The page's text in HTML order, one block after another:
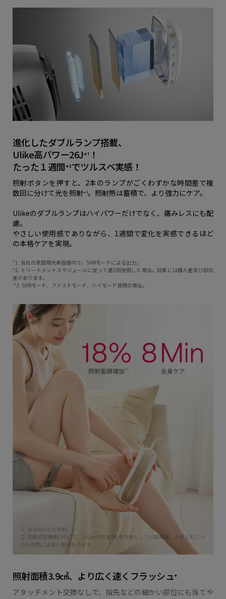
進化したダブルランプ搭載、
Ulike高パワー26J*¹ ！
たった１週間*²でツルスベ実感！
照射ボタンを押すと、2本のランプがごくわずかな時間差で複
数回に分けて光を照射*³。照射熱は蓄積で、より強力にケア。
Ulikeのダブルランプはハイパワーだけでなく、痛みレスにも配
慮。
やさしい使用感でありながら、1週間で変化を実感できるほど
の本格ケアを実現。
*1. 当社の家庭用光美容器内で。SHRモードによる出力。
*2. トリートメントスケジュールに従って週3回使用した場合。効果には個人差及び部位
差があります。
*3. SHRモード、ファストモード、ハイモード使用の場合。
照射面積3.9㎠、より広く速くフラッシュ*
アタッチメント交換なしで、指先などの細かい部位にも当てや